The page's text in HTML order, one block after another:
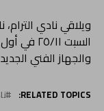
ويلاقي نادي
السبت
والجهاز الفني
RELATED TOPICS: